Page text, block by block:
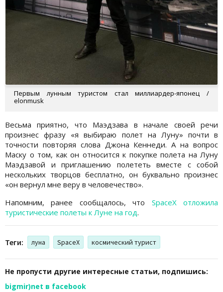
Первым лунным туристом стал миллиардер-японец /
elonmusk
Весьма приятно, что Маэдзава в начале своей речи
произнес фразу «я выбираю полет на Луну» почти в
точности повторяя слова Джона Кеннеди. А на вопрос
Маску о том, как он относится к покупке полета на Луну
Маэдзавой и приглашению полететь вместе с собой
нескольких творцов бесплатно, он буквально произнес
«он вернул мне веру в человечество».
Напомним, ранее сообщалось, что SpaceX отложила
туристические полеты к Луне на год.
Теги: луна SpaceX космический турист
Не пропусти другие интересные статьи, подпишись:
bigmir)net в facebook